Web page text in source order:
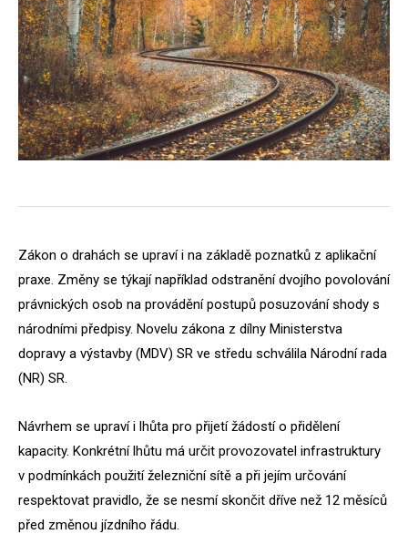
Zákon o drahách se upraví i na základě poznatků z aplikační
praxe. Změny se týkají například odstranění dvojího povolování
právnických osob na provádění postupů posuzování shody s
národními předpisy. Novelu zákona z dílny Ministerstva
dopravy a výstavby (MDV) SR ve středu schválila Národní rada
(NR) SR.
Návrhem se upraví i lhůta pro přijetí žádostí o přidělení
kapacity. Konkrétní lhůtu má určit provozovatel infrastruktury
v podmínkách použití železniční sítě a při jejím určování
respektovat pravidlo, že se nesmí skončit dříve než 12 měsíců
před změnou jízdního řádu.